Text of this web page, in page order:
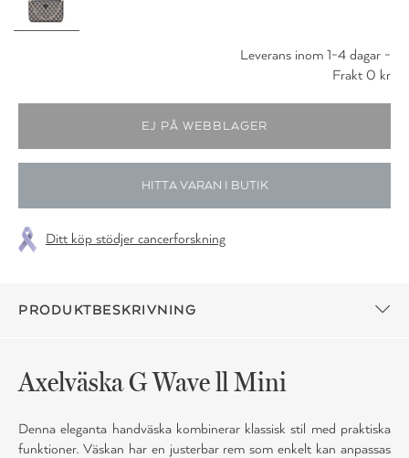
Leverans inom 1-4 dagar -
Frakt 0 kr
HITTA VARAN I BUTIK
Ditt köp stödjer cancerforskning
PRODUKTBESKRIVNING
Axelväska G Wave ll Mini
Denna eleganta handväska kombinerar klassisk stil med praktiska
funktioner. Väskan har en justerbar rem som enkelt kan anpassas